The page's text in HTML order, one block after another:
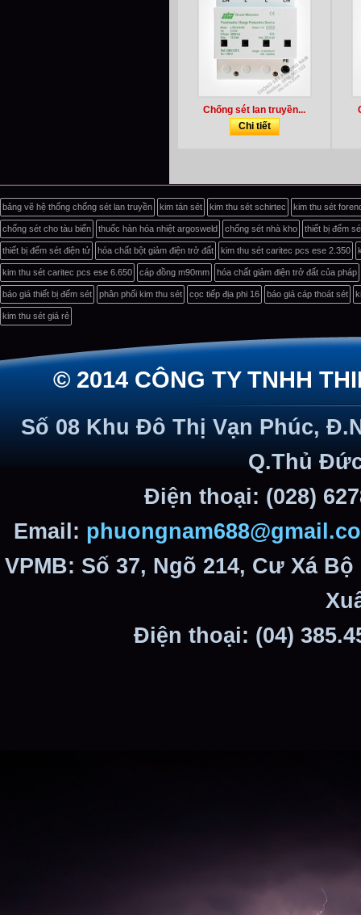
Chống sét lan truyền...
Chi tiết
bảng vẽ hệ thống chống sét lan truyền kim tán sét kim thu sét schirtec kim thu sét
chống sét cho tàu biển thuốc hàn hóa nhiệt argosweld chống sét nhà kho thiết bị đếm
thiết bị đếm sét điện tử hóa chất bột giảm điện trở đất kim thu sét caritec pcs ese 2.350
kim thu sét caritec pcs ese 6.650 cáp đồng m90mm hóa chất giảm điện trở đất của pháp
báo giá thiết bị đếm sét phân phối kim thu sét cọc tiếp địa phi 16 báo giá cáp thoát sét
kim thu sét giá rẻ
© 2014 CÔNG TY TNHH
Số 08 Khu Đô Thị Vạn Phúc,
Q.Thủ
Điện thoại: (028)
Email:
VPMB: Số 37, Ngõ 214, Cư Xá
Điện thoại: (04)